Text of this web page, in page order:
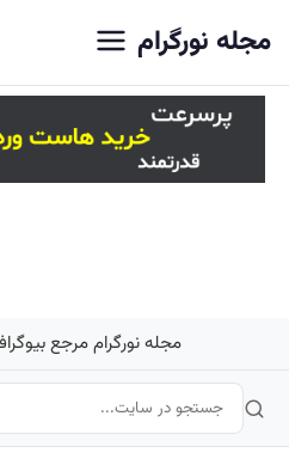
مجله نورگرام
مجله نورگرام مرجع